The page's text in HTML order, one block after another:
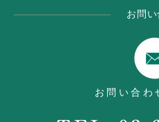
お問
お問い合わ